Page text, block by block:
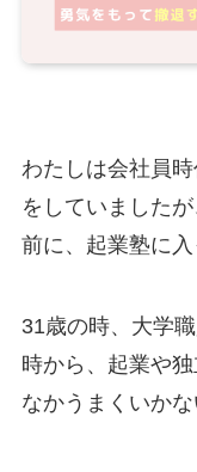
わたしは会社員
をしていました
前に、起業塾に入
31歳の時、大学
時から、起業や
なかうまくいか